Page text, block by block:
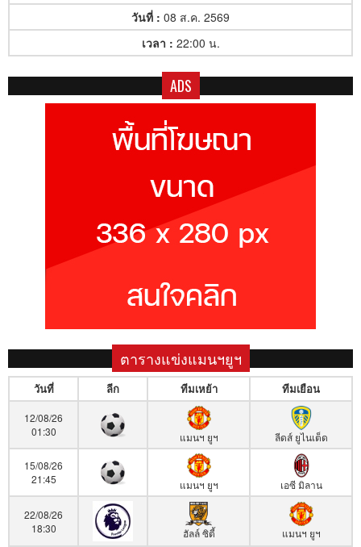
วันที่ : 08 ส.ค. 2569
เวลา : 22:00 น.
ADS
ตารางแข่งแมนฯยูฯ
วันที่ ลีก ทีมเหย้า ทีมเยือน
12/08/26
01:30
แมนฯ ยูฯ ลีดส์ ยูไนเต็ด
15/08/26
21:45
แมนฯ ยูฯ เอซี มิลาน
22/08/26
18:30
ฮัลล์ ซิตี้ แมนฯ ยูฯ